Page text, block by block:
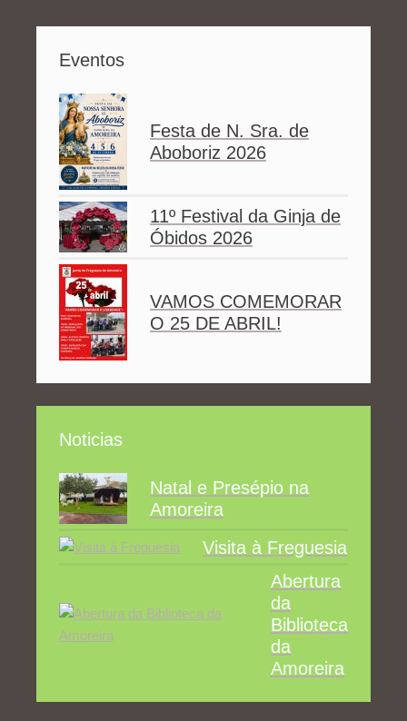
Eventos
Festa de N. Sra. de
Aboboriz 2026
11º Festival da Ginja de
Óbidos 2026
VAMOS COMEMORAR
O 25 DE ABRIL!
Noticias
Natal e Presépio na
Amoreira
Visita à Freguesia
Abertura
da
Biblioteca
da
Amoreira